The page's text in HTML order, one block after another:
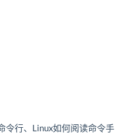
令行、Linux如何阅读命令手